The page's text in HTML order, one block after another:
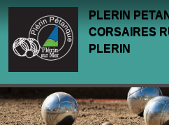
PLERIN
CORSAIRES
PLERIN
Panneau de gestion des cookies